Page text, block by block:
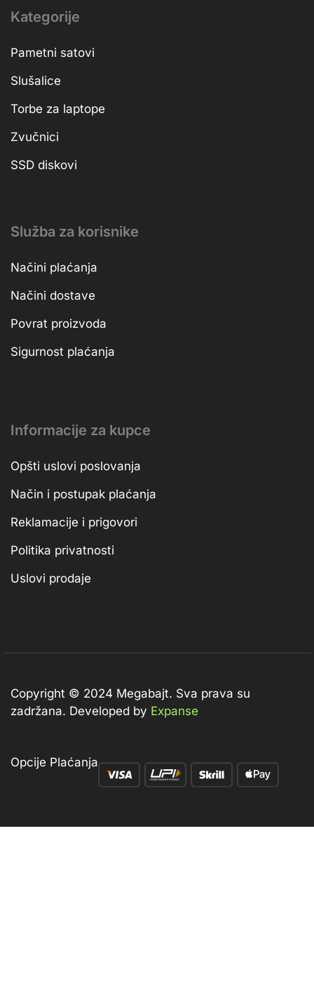
Kategorije
Pametni satovi
Slušalice
Torbe za laptope
Zvučnici
SSD diskovi
Služba za korisnike
Načini plaćanja
Načini dostave
Povrat proizvoda
Sigurnost plaćanja
Informacije za kupce
Opšti uslovi poslovanja
Način i postupak plaćanja
Reklamacije i prigovori
Politika privatnosti
Uslovi prodaje
Copyright © 2024 Megabajt. Sva prava su
zadržana. Developed by Expanse
Opcije Plaćanja